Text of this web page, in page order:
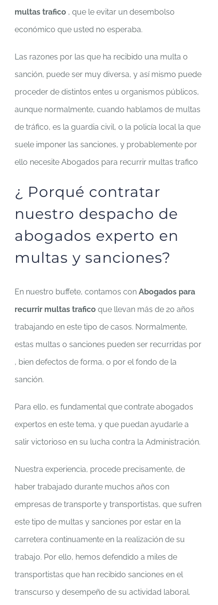
multas trafico , que le evitar un desembolso
económico que usted no esperaba.
Las razones por las que ha recibido una multa o
sanción, puede ser muy diversa, y así mismo puede
proceder de distintos entes u organismos públicos,
aunque normalmente, cuando hablamos de multas
de tráfico, es la guardia civil, o la policía local la que
suele imponer las sanciones, y probablemente por
ello necesite Abogados para recurrir multas trafico
¿ Porqué contratar
nuestro despacho de
abogados experto en
multas y sanciones?
En nuestro buffete, contamos con Abogados para
recurrir multas trafico que llevan más de 20 años
trabajando en este tipo de casos. Normalmente,
estas multas o sanciones pueden ser recurridas por
, bien defectos de forma, o por el fondo de la
sanción.
Para ello, es fundamental que contrate abogados
expertos en este tema, y que puedan ayudarle a
salir victorioso en su lucha contra la Administración.
Nuestra experiencia, procede precisamente, de
haber trabajado durante muchos años con
empresas de transporte y transportistas, que sufren
este tipo de multas y sanciones por estar en la
carretera continuamente en la realización de su
trabajo. Por ello, hemos defendido a miles de
transportistas que han recibido sanciones en el
transcurso y desempeño de su actividad laboral.